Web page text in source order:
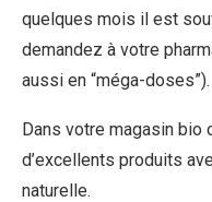
quelques mois il est
demandez à votre
aussi en “méga-doses”).
Dans votre magasin bio
d’excellents produits
naturelle.